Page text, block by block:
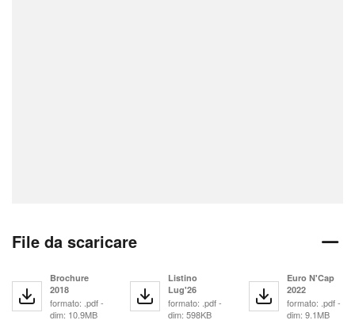
File da scaricare
Brochure
2018
formato: .pdf -
dim: 10.9MB
Listino
Lug'26
formato: .pdf -
dim: 598KB
Euro N'Cap
2022
formato: .pdf -
dim: 9.1MB